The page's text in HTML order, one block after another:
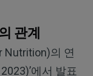
관계
Nutrition)의 연
에서 발표